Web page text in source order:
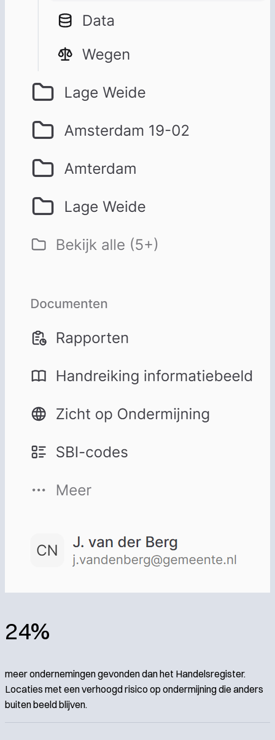
24%
meer ondernemingen gevonden dan het Handelsregister.
Locaties met een verhoogd risico op ondermijning die anders
buiten beeld blijven.